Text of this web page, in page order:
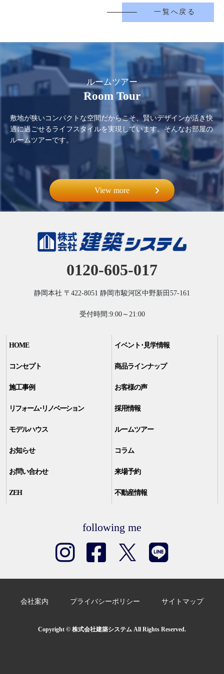
一覧へ戻る
View more
ルームツアー
Room Tour
敷地が狭いコンパクトな空間だからこそ、賢いデザインが活き快
適に過ごせるライフスタイルを実現しています。そんなお部屋の
ルームツアーです。
0120-605-017
静岡本社 〒422-8051 静岡市駿河区中野新田57-161
受付時間:9:00～21:00
HOME イベント･見学情報
コンセプト 商品ラインナップ
施工事例 お客様の声
リフォーム･リノベーション 採用情報
モデルハウス ルームツアー
お知らせ コラム
お問い合わせ 来場予約
ZEH 不動産情報
following me
会社案内 プライバシーポリシー サイトマップ
Copyright © 株式会社建築システム All Rights Reserved.